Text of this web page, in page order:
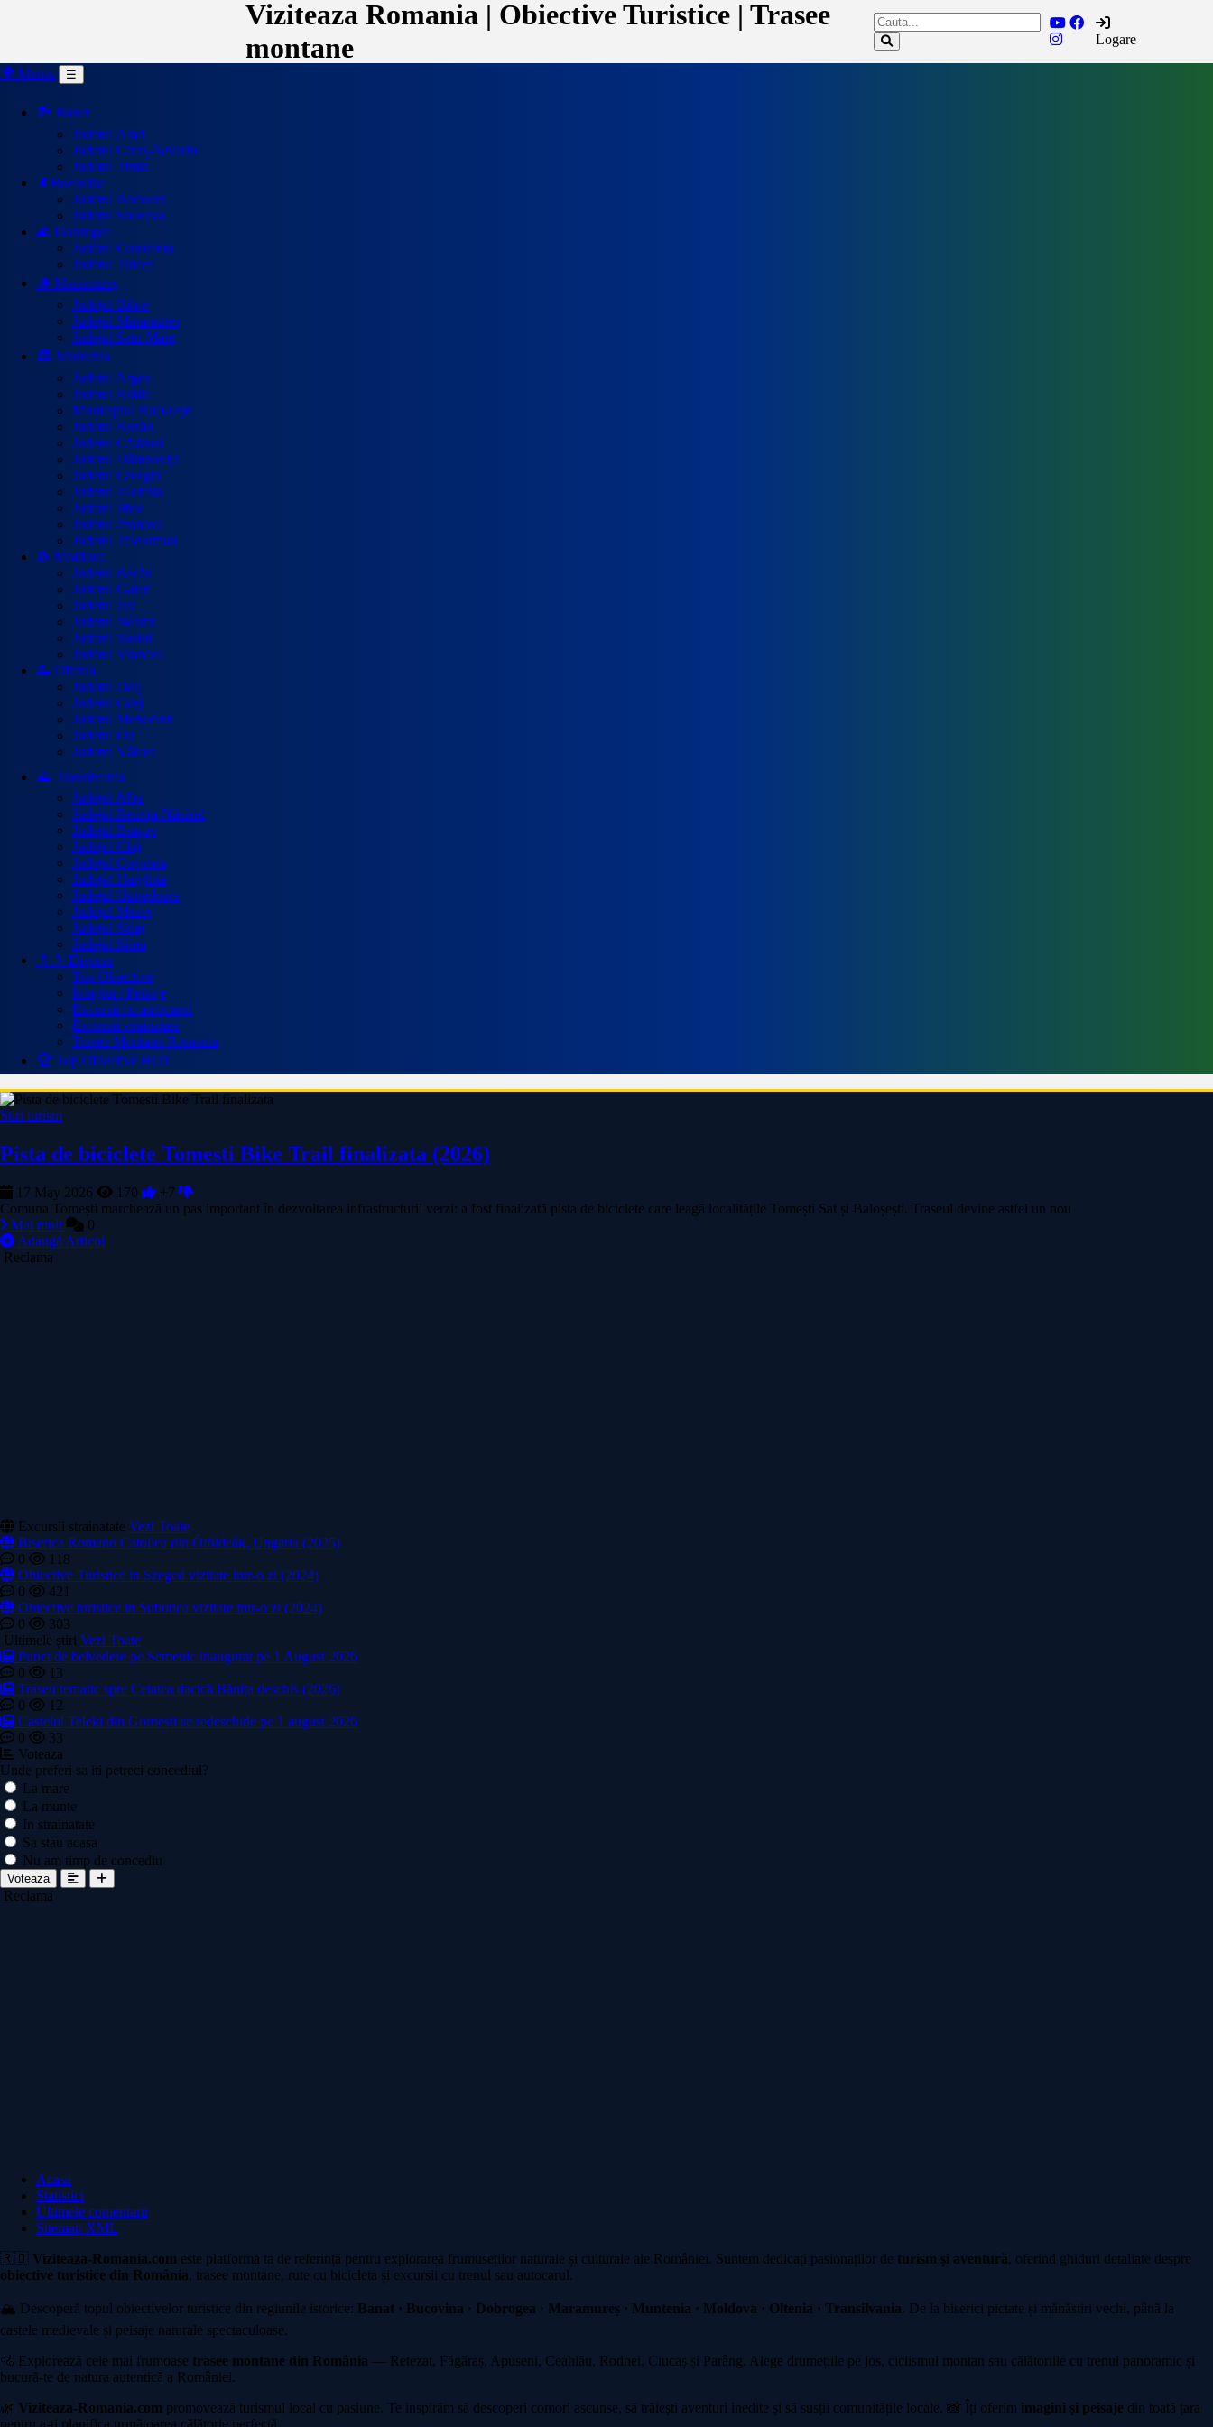
Viziteaza Romania | Obiective Turistice | Trasee
montane
Logare
🌍 Meniu ☰
🏞️ Banat
Județul Arad
Județul Caraș-Severin
Județul Timiș
🌲Bucovina
Județul Botoșani
Județul Suceava
🌊 Dobrogea
Județul Constanța
Județul Tulcea
🪵 Maramureș
Județul Bihor
Județul Maramureș
Județul Satu Mare
🏛️ Muntenia
Județul Argeș
Județul Brăila
Municipiul București
Județul Buzău
Județul Călărași
Județul Dâmbovița
Județul Giurgiu
Județul Ialomița
Județul Ilfov
Județul Prahova
Județul Teleorman
🍇 Moldova
Județul Bacău
Județul Galați
Județul Iași
Județul Neamț
Județul Vaslui
Județul Vrancea
🌄 Oltenia
Județul Dolj
Județul Gorj
Județul Mehedinți
Județul Olt
Județul Vâlcea
⛰️ Transilvania
Județul Alba
Județul Bistrița-Năsăud
Județul Brașov
Județul Cluj
Județul Covasna
Județul Harghita
Județul Hunedoara
Județul Mureș
Județul Sălaj
Județul Sibiu
🇷🇴 Diverse
Top Obiective
Imagini / Peisaje
Excursii cu autocarul
Excursii strainatate
Trasee Montane Romania
🏆 Top Obiective HOT
Stiri turism
Pista de biciclete Tomesti Bike Trail finalizata (2026)
17 May 2026 170
+7
Comuna Tomești marchează un pas important în dezvoltarea infrastructurii verzi: a fost finalizată pista de biciclete care leagă localitățile Tomești Sat și Baloșești. Traseul devine astfel un nou
Mai mult
0
Adaugă Articol
Reclama
Excursii strainatate Vezi Toate
Biserica Romano Catolica din Óföldeák, Ungaria (2025)
0
118
Obiective Turistice in Szeged vizitate intr-o zi (2024)
0
421
Obiective turistice in Subotica vizitate intr-o zi (2024)
0
303
Ultimele știri Vezi Toate
Punct de belvedere pe Semenic inaugurat pe 1 August 2026
0
13
Traseu tematic spre Cetatea dacică Bănița deschis (2026)
0
12
Castelul Teleki din Gornești se redeschide pe 1 august 2026
0
33
Voteaza
Unde preferi sa iti petreci concediul?
La mare
La munte
In strainatate
Sa stau acasa
Nu am timp de concediu
Voteaza
Reclama
Acasa
Statistici
Ultimele comentarii
Sitemap XML
🇷🇴 Viziteaza-Romania.com este platforma ta de referință pentru explorarea frumuseților naturale și culturale ale României. Suntem dedicați pasionaților de turism și aventură, oferind ghiduri detaliate despre
obiective turistice din România, trasee montane, rute cu bicicleta și excursii cu trenul sau autocarul.
🏔️ Descoperă topul obiectivelor turistice din regiunile istorice: Banat · Bucovina · Dobrogea · Maramureș · Muntenia · Moldova · Oltenia · Transilvania. De la biserici pictate și mănăstiri vechi, până la
castele medievale și peisaje naturale spectaculoase.
🚵 Explorează cele mai frumoase trasee montane din România — Retezat, Făgăraș, Apuseni, Ceahlău, Rodnei, Ciucaș și Parâng. Alege drumețiile pe jos, ciclismul montan sau călătoriile cu trenul panoramic și
bucură-te de natura autentică a României.
🌿 Viziteaza-Romania.com promovează turismul local cu pasiune. Te inspirăm să descoperi comori ascunse, să trăiești aventuri inedite și să susții comunitățile locale. 📸 Îți oferim imagini și peisaje din toată țara
pentru a-ți planifica următoarea călătorie perfectă.